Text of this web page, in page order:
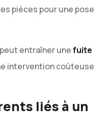
pièces pour une pose
entraîner unefuite
intervention coûteuse
liés à un